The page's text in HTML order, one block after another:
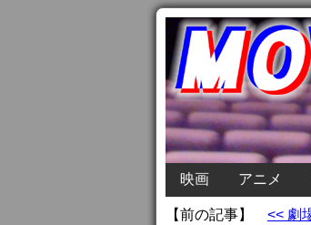
映画 アニメ
【前の記事】 << 劇